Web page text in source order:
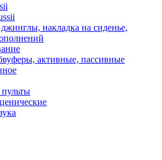
накладка на сиденье,
активные, пассивные